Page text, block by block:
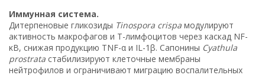
Иммунная система.
Дитерпеновые гликозиды Tinospora crispa модулируют
активность макрофагов и Т-лимфоцитов через каскад NF-
κB, снижая продукцию TNF-α и IL-1β. Сапонины Cyathula
prostrata стабилизируют клеточные мембраны
нейтрофилов и ограничивают миграцию воспалительных